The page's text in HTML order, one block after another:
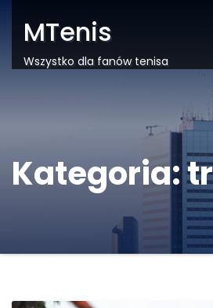
MTenis
Wszystko dla fanów tenisa
Kategoria: